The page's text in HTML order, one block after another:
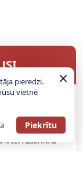
IEPAZĪŠANĀS
pieredzi.
vietnē
Piekrītu